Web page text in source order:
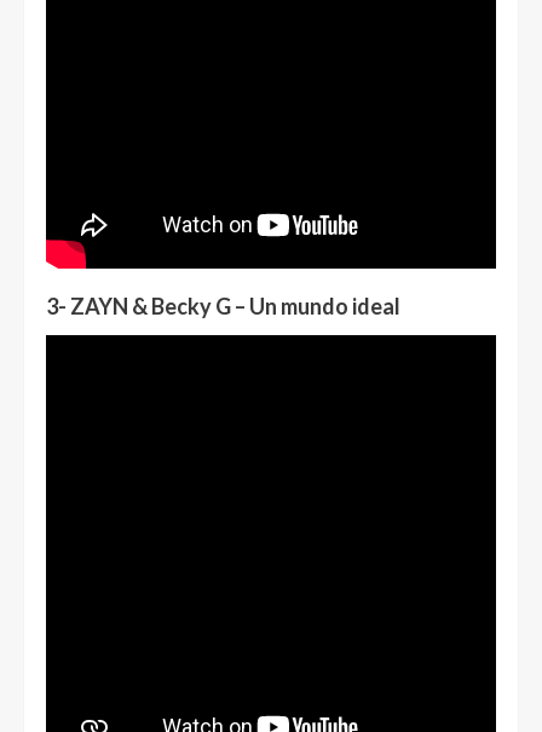
3- ZAYN & Becky G – Un mundo ideal